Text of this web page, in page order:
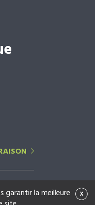
x
garantir la meilleure